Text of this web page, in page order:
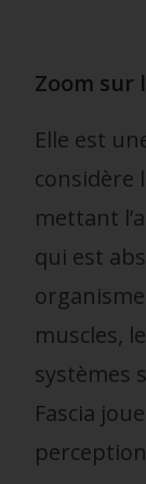
Zoom sur
Elle est
considère
mettant
qui est
muscles,
systèmes
Fascia